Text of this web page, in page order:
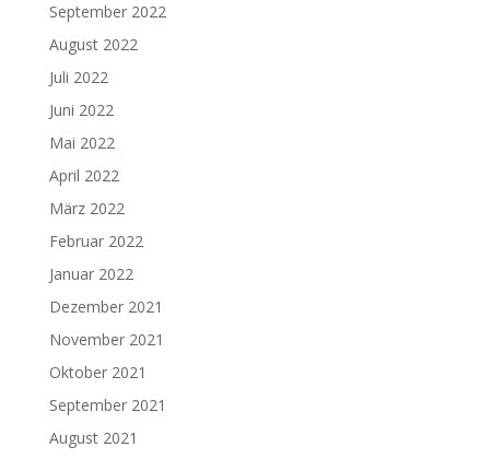
September 2022
August 2022
Juli 2022
Juni 2022
Mai 2022
April 2022
März 2022
Februar 2022
Januar 2022
Dezember 2021
November 2021
Oktober 2021
September 2021
August 2021